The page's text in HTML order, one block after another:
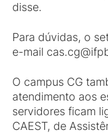
disse.
Para dúvidas, o
e-mail
O campus CG
atendimento aos
servidores ficam
CAEST, de